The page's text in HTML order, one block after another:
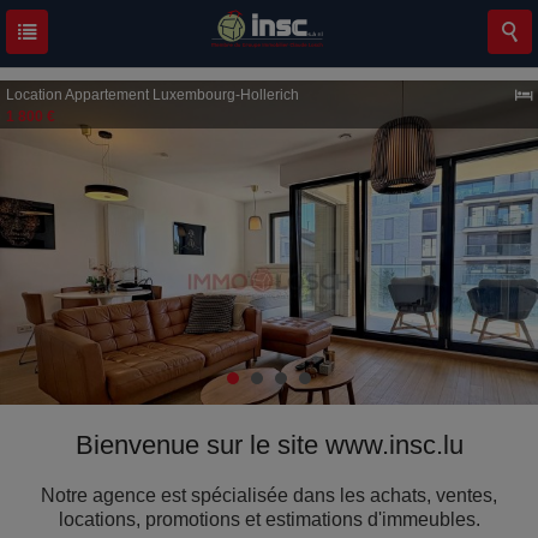
Location Appartement Luxembourg-Hollerich
1 800 €
Bienvenue sur le site www.insc.lu
Notre agence est spécialisée dans les achats, ventes,
locations, promotions et estimations d'immeubles.